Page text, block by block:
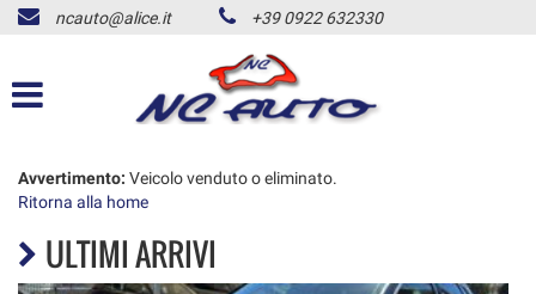
HOME
LISTA VEICOLI
ACQUISTIAMO USATO
NOLEGGIO AUTO
ncauto@alice.it +39 0922 632330
Avvertimento: Veicolo venduto o eliminato.
Ritorna alla home
ULTIMI ARRIVI